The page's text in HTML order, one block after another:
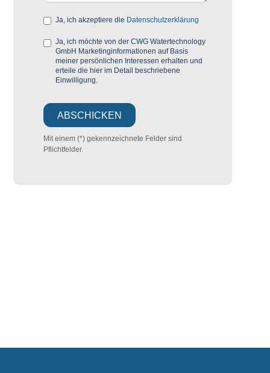
Ja, ich akzeptiere die Datenschutzerklärung
Ja, ich möchte von der CWG Watertechnology
GmbH Marketinginformationen auf Basis
meiner persönlichen Interessen erhalten und
erteile die hier im Detail beschriebene
Einwilligung.
Mit einem (*) gekennzeichnete Felder sind
Pflichtfelder.